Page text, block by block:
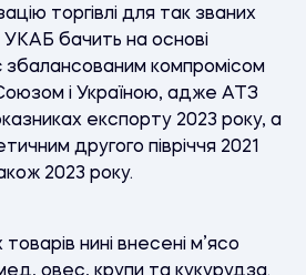
торгівлі для так званих
УКАБ бачить на основі
компромісом
і Україною, адже АТЗ
експорту 2023 року, а
другого півріччя 2021
2023 року.
нині внесені м’ясо
овес, крупи та кукурудза.